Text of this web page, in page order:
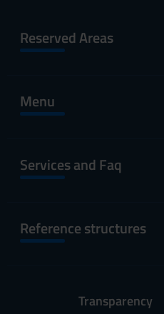
Reserved Areas
Menu
Services and Faq
Reference structures
Transparency